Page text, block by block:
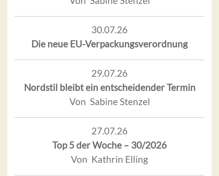
30.07.26
Die neue EU-Verpackungsverordnung
29.07.26
Nordstil bleibt ein entscheidender Termin
Von Sabine Stenzel
27.07.26
Top 5 der Woche – 30/2026
Von Kathrin Elling